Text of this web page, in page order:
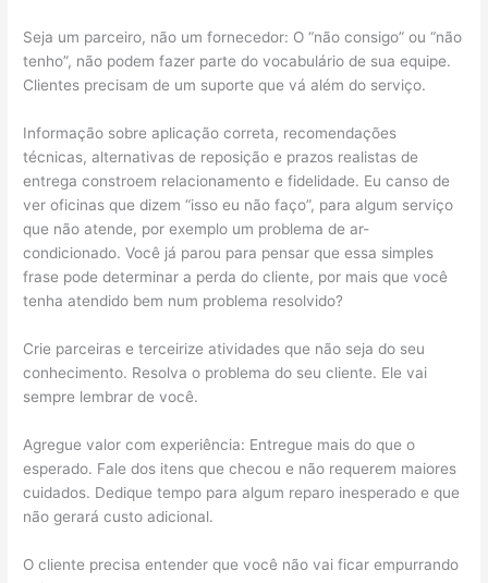
Seja um parceiro, não um fornecedor: O “não consigo” ou “não
tenho”, não podem fazer parte do vocabulário de sua equipe.
Clientes precisam de um suporte que vá além do serviço.
Informação sobre aplicação correta, recomendações
técnicas, alternativas de reposição e prazos realistas de
entrega constroem relacionamento e fidelidade. Eu canso de
ver oficinas que dizem “isso eu não faço”, para algum serviço
que não atende, por exemplo um problema de ar-
condicionado. Você já parou para pensar que essa simples
frase pode determinar a perda do cliente, por mais que você
tenha atendido bem num problema resolvido?
Crie parceiras e terceirize atividades que não seja do seu
conhecimento. Resolva o problema do seu cliente. Ele vai
sempre lembrar de você.
Agregue valor com experiência: Entregue mais do que o
esperado. Fale dos itens que checou e não requerem maiores
cuidados. Dedique tempo para algum reparo inesperado e que
não gerará custo adicional.
O cliente precisa entender que você não vai ficar empurrando